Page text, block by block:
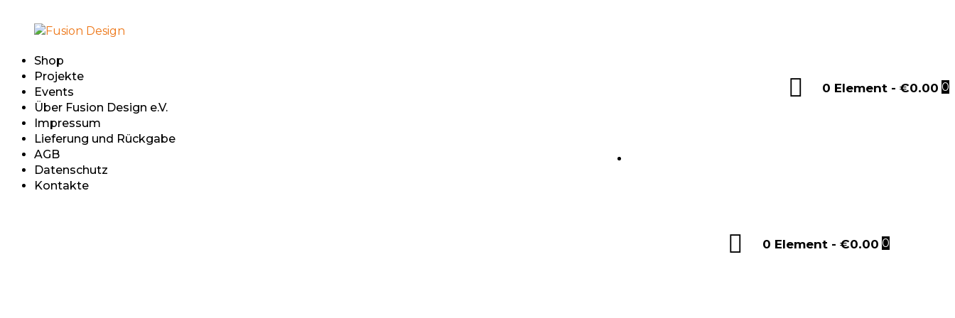
Shop
Projekte
Events
Über Fusion Design e.V.
Impressum
Lieferung und Rückgabe
AGB
Datenschutz
Kontakte
0 Element- €0.00 0
0 Element- €0.00 0